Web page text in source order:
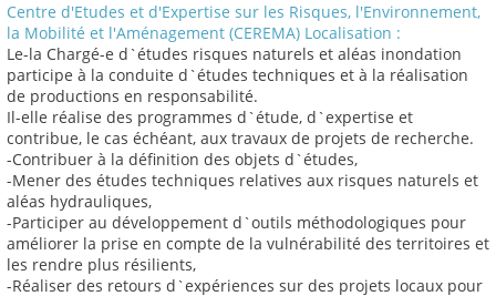
Centre d'Etudes et d'Expertise sur les Risques, l'Environnement,
la Mobilité et l'Aménagement (CEREMA) Localisation :
Le-la Chargé-e d`études risques naturels et aléas inondation
participe à la conduite d`études techniques et à la réalisation
de productions en responsabilité.
Il-elle réalise des programmes d`étude, d`expertise et
contribue, le cas échéant, aux travaux de projets de recherche.
-Contribuer à la définition des objets d`études,
-Mener des études techniques relatives aux risques naturels et
aléas hydrauliques,
-Participer au développement d`outils méthodologiques pour
améliorer la prise en compte de la vulnérabilité des territoires et
les rendre plus résilients,
-Réaliser des retours d`expériences sur des projets locaux pour